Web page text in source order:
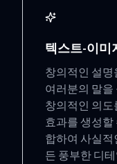
텍스트-이미
창의적인 설명
여러분의 말
창의적인 의
효과를 생성할
합하여 사실
든 풍부한 디